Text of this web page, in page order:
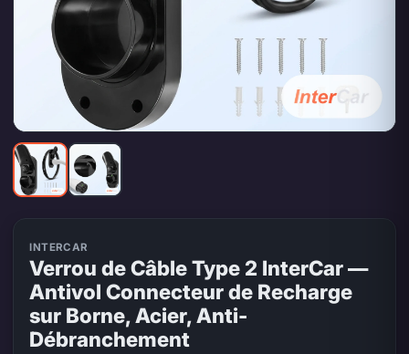
INTERCAR
Verrou de Câble Type 2 InterCar —
Antivol Connecteur de Recharge
sur Borne, Acier, Anti-
Débranchement